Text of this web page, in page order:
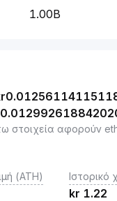
1.00B
στοιχεία αφορούν
(ATH) Ιστορικό
kr 1.22